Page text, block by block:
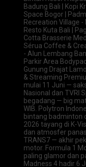
Badung Bali | Kopi
Space Bogor |
Recreation Village
Resto Kuta Bali |
Cotta Brasserie
Sérua Coffee &
- Alun Lembang
Parkir Area
Gunung Drajat
& Streaming
mulai 11 Juni —
Nasional dan TVRI
begadang — big
WIB. Polytron
bintang badminton
2026 tayang di K-
dan atmosfer
TRANS7 — akhir
motor. Formula 1
paling glamor dan
Madness 4 hadir 6